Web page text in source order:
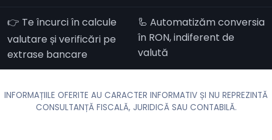
👉 Te încurci în calcule
valutare și verificări pe
extrase bancare
🦾 Automatizăm conversia
în RON, indiferent de
valută
INFORMAȚIILE OFERITE AU CARACTER INFORMATIV ȘI NU REPREZINTĂ
CONSULTANȚĂ FISCALĂ, JURIDICĂ SAU CONTABILĂ.